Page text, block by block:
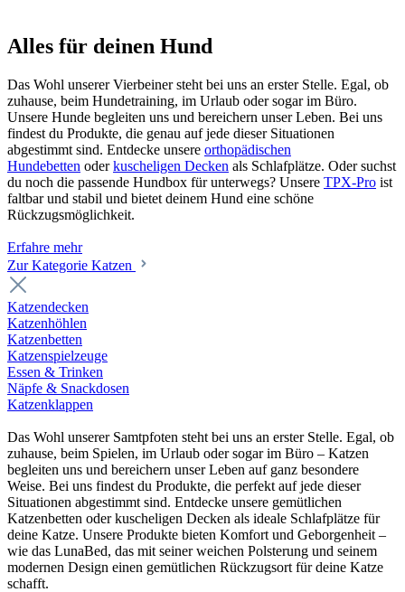
Alles für deinen Hund
Das Wohl unserer Vierbeiner steht bei uns an erster Stelle. Egal, ob
zuhause, beim Hundetraining, im Urlaub oder sogar im Büro.
Unsere Hunde begleiten uns und bereichern unser Leben. Bei uns
findest du Produkte, die genau auf jede dieser Situationen
abgestimmt sind. Entdecke unsere orthopädischen
Hundebetten oderkuscheligen Decken als Schlafplätze. Oder suchst
du noch die passende Hundbox für unterwegs? Unsere TPX-Pro ist
faltbar und stabil und bietet deinem Hund eine schöne
Rückzugsmöglichkeit.
Erfahre mehr
Zur Kategorie Katzen
Katzendecken
Katzenhöhlen
Katzenbetten
Katzenspielzeuge
Essen & Trinken
Näpfe & Snackdosen
Katzenklappen
Das Wohl unserer Samtpfoten steht bei uns an erster Stelle. Egal, ob
zuhause, beim Spielen, im Urlaub oder sogar im Büro – Katzen
begleiten uns und bereichern unser Leben auf ganz besondere
Weise. Bei uns findest du Produkte, die perfekt auf jede dieser
Situationen abgestimmt sind. Entdecke unsere gemütlichen
Katzenbetten oder kuscheligen Decken als ideale Schlafplätze für
deine Katze. Unsere Produkte bieten Komfort und Geborgenheit –
wie das LunaBed, das mit seiner weichen Polsterung und seinem
modernen Design einen gemütlichen Rückzugsort für deine Katze
schafft.